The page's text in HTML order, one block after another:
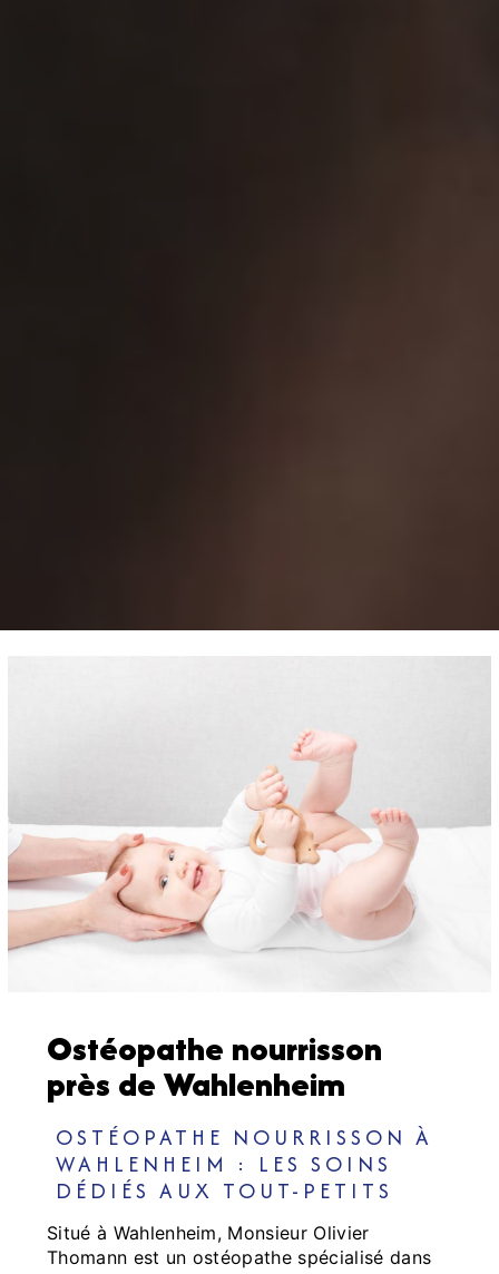
Ostéopathe nourrisson
près de Wahlenheim
OSTÉOPATHE NOURRISSON À
WAHLENHEIM : LES SOINS
DÉDIÉS AUX TOUT-PETITS
Situé à Wahlenheim, Monsieur Olivier
Thomann est un ostéopathe spécialisé dans